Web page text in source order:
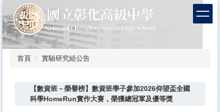
到
主
要
內
首頁 實驗研究組公告
【數資班－榮譽榜】數資班學子參加2026仰望盃全國
科學HomeRun實作大賽，榮獲總冠軍及優等獎